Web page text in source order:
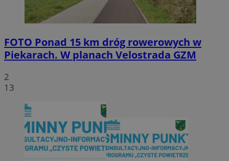
FOTO Ponad 15 km dróg rowerowych w
Piekarach. W planach Velostrada GZM
2
13